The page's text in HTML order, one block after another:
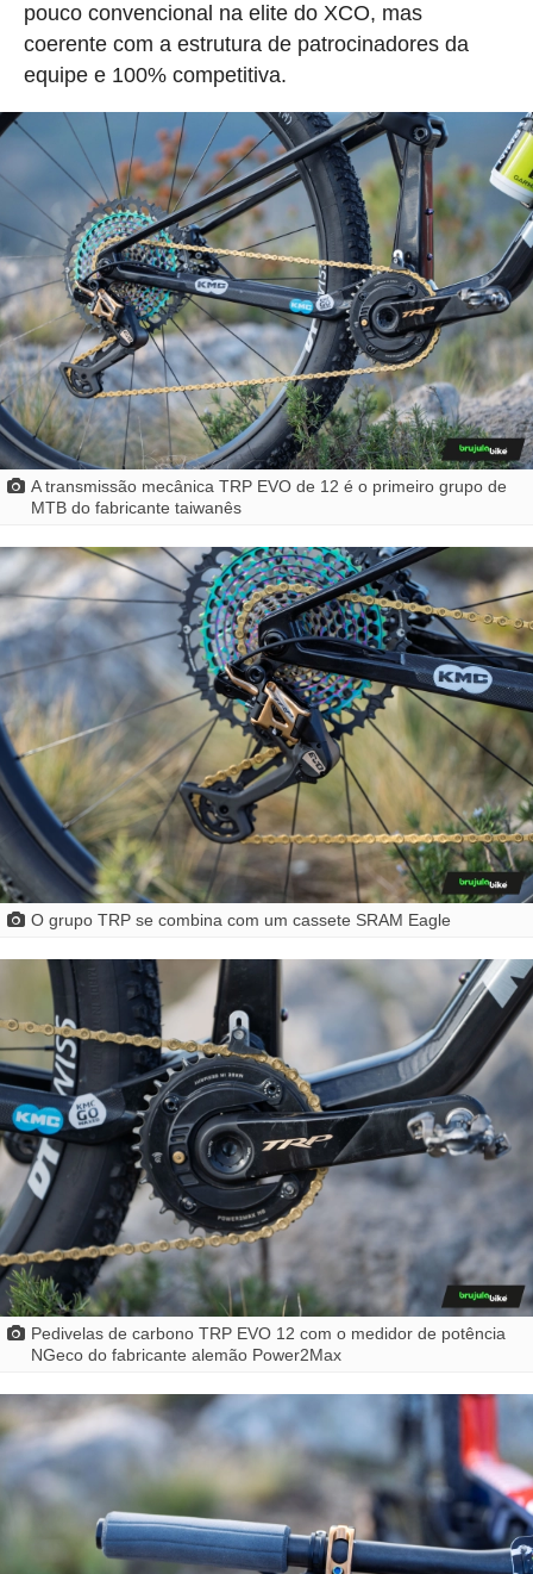
pouco convencional na elite do XCO, mas
coerente com a estrutura de patrocinadores da
equipe e 100% competitiva.
A transmissão mecânica TRP EVO de 12 é o primeiro grupo de
MTB do fabricante taiwanês
O grupo TRP se combina com um cassete SRAM Eagle
Pedivelas de carbono TRP EVO 12 com o medidor de potência
NGeco do fabricante alemão Power2Max